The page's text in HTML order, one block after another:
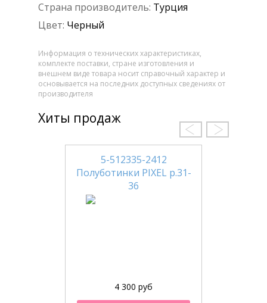
Страна производитель: Турция
Цвет: Черный
Информация о технических характеристиках,
комплекте поставки, стране изготовления и
внешнем виде товара носит справочный характер и
основывается на последних доступных сведениях от
производителя
Хиты продаж
5-512335-2412
Полуботинки PIXEL р.31-
36
4 300 руб